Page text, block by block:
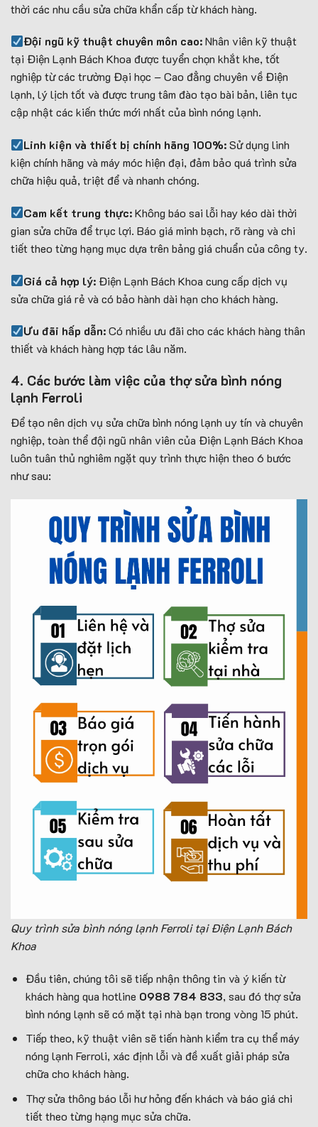
thời các nhu cầu sửa chữa khẩn cấp từ khách hàng.
Đội ngũ kỹ thuật chuyên môn cao:Nhân viên kỹ thuật
tại Điện Lạnh Bách Khoa được tuyển chọn khắt khe, tốt
nghiệp từ các trường Đại học – Cao đẳng chuyên về Điện
lạnh, lý lịch tốt và được trung tâm đào tạo bài bản, liên tục
cập nhật các kiến thức mới nhất của bình nóng lạnh.
Linh kiện và thiết bị chính hãng 100%:Sử dụng linh
kiện chính hãng và máy móc hiện đại, đảm bảo quá trình sửa
chữa hiệu quả, triệt để và nhanh chóng.
Cam kết trung thực:Không báo sai lỗi hay kéo dài thời
gian sửa chữa để trục lợi. Báo giá minh bạch, rõ ràng và chi
tiết theo từng hạng mục dựa trên bảng giá chuẩn của công ty.
Giá cả hợp lý: Điện Lạnh Bách Khoa cung cấp dịch vụ
sửa chữa giá rẻ và có bảo hành dài hạn cho khách hàng.
Ưu đãi hấp dẫn:Có nhiều ưu đãi cho các khách hàng thân
thiết và khách hàng hợp tác lâu năm.
4. Các bước làm việc của thợ sửa bình nóng
lạnh Ferroli
Để tạo nên dịch vụ sửa chữa bình nóng lạnh uy tín và chuyên
nghiệp, toàn thể đội ngũ nhân viên của Điện Lạnh Bách Khoa
luôn tuân thủ nghiêm ngặt quy trình thực hiện theo 6 bước
như sau:
Quy trình sửa bình nóng lạnh Ferroli tại Điện Lạnh Bách
Khoa
Đầu tiên, chúng tôi sẽ tiếp nhận thông tin và ý kiến từ
khách hàng qua hotline 0988 784 833, sau đó thợ sửa
bình nóng lạnh sẽ có mặt tại nhà bạn trong vòng 15 phút.
Tiếp theo, kỹ thuật viên sẽ tiến hành kiểm tra cụ thể máy
nóng lạnh Ferroli, xác định lỗi và đề xuất giải pháp sửa
chữa cho khách hàng.
Thợ sửa thông báo lỗi hư hỏng đến khách và báo giá chi
tiết theo từng hạng mục sửa chữa.